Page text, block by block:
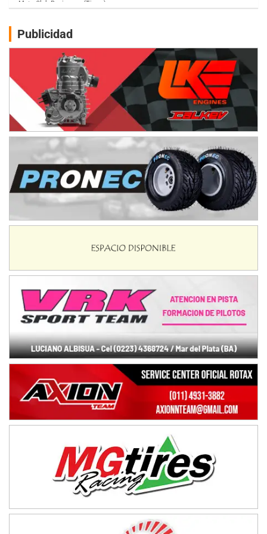
Humboldt (Santa Fe)
Ciudad de Avellaneda (Asfalto)
Avellaneda (Santa Fe)
SUR SANTAFESINO - F4
José Samuel Sánchez (Tierra)
Rufino (Santa Fe)
TUCUMANO - F5
Juan Navarro (Asfalto)
El Timbó (Tucumán)
COBERTURA ESPECIAL DE E-KART.COM.AR
08/09-AGO
IAME SERIES ARGENTINA 6
Ramiro Tot (Asfalto)
Ciudad de Trenque Lauquen (Asfalto)
Parque de la Velocidad (Asfalto)
Villaguay (Entre Ríos)
El Cerro (Tierra)
Victoria (Entre Ríos)
Moto Club Reginense (Tierra)
Gral. E. Godoy (Río Negro)
CSK - F7
NORESTE SANTAFESINO - F6
Ciudad de Avellaneda (Asfalto)
Avellaneda (Santa Fe)
SUR SANTAFESINO - F4
Publicidad